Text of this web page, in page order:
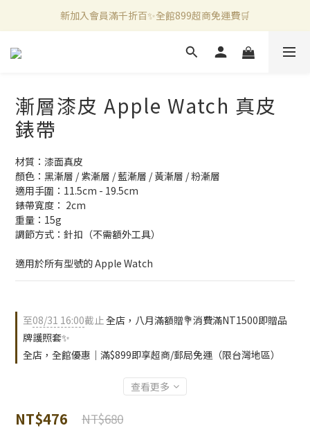
新加入會員滿千折百✨全館899超商免運費🛒
官方LINE好友募集中🤍加入領取50元購物金✨
漸層漆皮 Apple Watch 真皮
錶帶
材質：漆面真皮
顏色：黑漸層 / 紫漸層 / 藍漸層 / 黃漸層 / 粉漸層
適用手圍：11.5cm - 19.5cm
錶帶寬度： 2cm
重量：15g
調節方式：針扣（不需額外工具）
適用於所有型號的 Apple Watch
至08/31 16:00截止全店，八月滿額贈💐消費滿NT1500即贈品
牌護照套✨
全店，全館優惠｜滿$899即享超商/郵局免運（限台灣地區）
查看更多
NT$476 NT$680